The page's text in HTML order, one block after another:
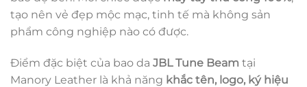
tạo nên vẻ đẹp mộc mạc, tinh tế mà không sản
phẩm công nghiệp nào có được.
Điểm đặc biệt của bao da JBL Tune Beam tại
Manory Leather là khả năng khắc tên, logo, ký hiệu